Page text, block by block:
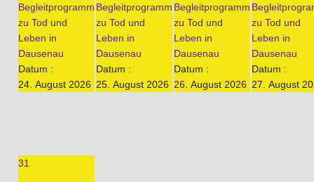
Begleitprogramm
zu Tod und
Leben in
Dausenau
Datum :
24. August 2026
Begleitprogramm
zu Tod und
Leben in
Dausenau
Datum :
25. August 2026
Begleitprogramm
zu Tod und
Leben in
Dausenau
Datum :
26. August 2026
zu Tod und
Leben in
Dausenau
Datum :
27. August
31